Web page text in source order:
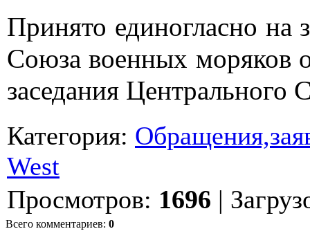
Принято единогласно на
Союза военных моряков
заседания Центрального
Категория:
West
Просмотров: 1696 |
Всего комментариев: 0